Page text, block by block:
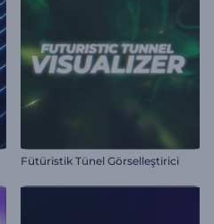
Fütüristik Tünel Görselleştirici